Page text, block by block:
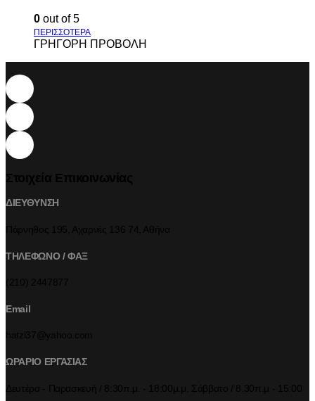
0 out of 5
ΓΡΗΓΟΡΗ ΠΡΟΒΟΛΗ
ΔΙΕΥΘΥΝΣΗ
ΤΗΛΕΦΩΝΟ / ΦΑΞ
Email
ΩΡΑΡΙΟ ΕΡΓΑΣΙΑΣ